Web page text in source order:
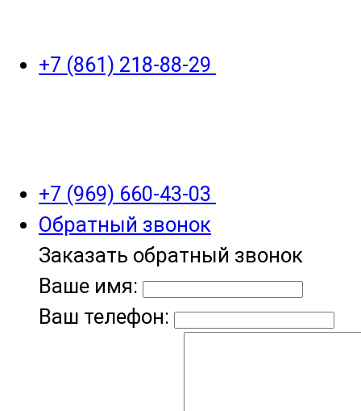
+7 (861) 218-88-29
+7 (969) 660-43-03
Обратный звонок
Заказать обратный звонок
Ваше имя:
Ваш телефон: